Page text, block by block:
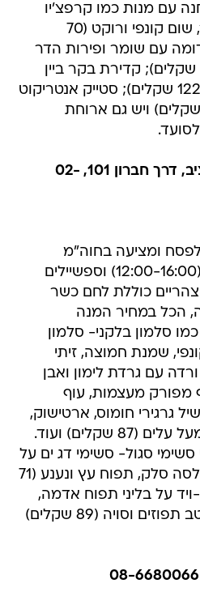
עם מנות כמו קרפצ'יו
בקר עם פיסטוק מסוכר, שום קונפי ורוקט (70
עם שומר ופירות הדר
בקרמל ג'ינג'ר וצ'ילי (76 שקלים); קדירת בקר ביין
אדום עם ירקות שורש (122 שקלים); סטייק אנטריקוט
עם ירקות מדורה ( 154 שקלים) ויש גם ארוחת
מדיטה, מתחם בית הנציב, דרך חברון 101, 02-
ומציעה בחוה"מ
תפריט עסקיות צהריים (12:00-16:00) וספשיילים
כוללת לחם כשר
הכל במחיר המנה
סלמון בלקני- סלמון
שמנת חמוצה, זיתי
עם גרדת לימון ואבן
עוף מפורק מעצמות, עוף
גרגירי חומוס, ארטישוק,
עגבניות גריל, ציר עוף, ומעל עלים (87 שקלים) ועוד.
סשימי סגול- סשימי דג ים על
קרם סלק, טוויל סלק, סלסה סלק, תפוח עץ ונענע (71
על בליני תפוח אדמה,
אנדיב וכרוב צרובים, רוטב תפוזים וסויה (89 שקלים)